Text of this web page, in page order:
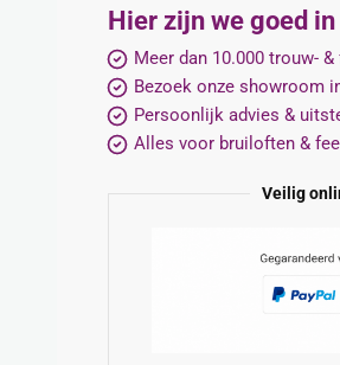
Hier zijn we goed in
Meer dan 10.000 trouw-
Bezoek onze showroom
Persoonlijk advies &
Alles voor bruiloften &
Veilig